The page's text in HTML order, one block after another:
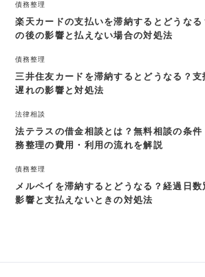
債務整理
楽天カードの支払いを滞納するとどうなる
の後の影響と払えない場合の対処法
債務整理
三井住友カードを滞納するとどうなる？支
遅れの影響と対処法
法律相談
法テラスの借金相談とは？無料相談の条件
務整理の費用・利用の流れを解説
債務整理
メルペイを滞納するとどうなる？経過日数
影響と支払えないときの対処法